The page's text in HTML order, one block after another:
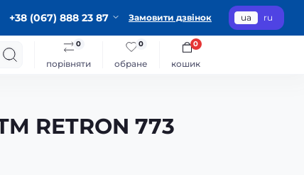
+38 (067) 888 23 87 Замовити дзвінок ua ru
порівняти
0
обране
0
кошик
0
RETRON 773